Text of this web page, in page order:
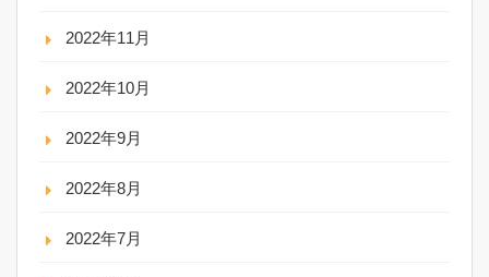
2022年11月
2022年10月
2022年9月
2022年8月
2022年7月